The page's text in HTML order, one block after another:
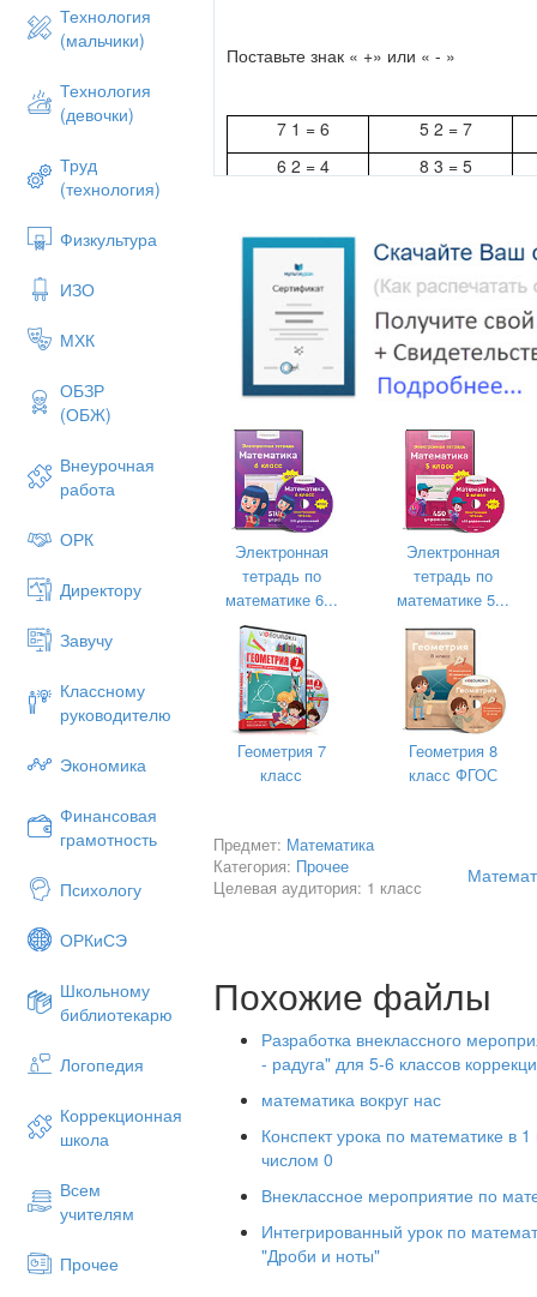
Технология
(мальчики)
Технология
(девочки)
Труд
(технология)
Физкультура
ИЗО
МХК
ОБЗР
(ОБЖ)
Внеурочная
работа
ОРК
Директору
Завучу
Классному
руководителю
Экономика
Финансовая
грамотность
Психологу
ОРКиСЭ
Школьному
библиотекарю
Логопедия
Коррекционная
школа
Всем
учителям
Прочее
Поставьте знак « +» или « - »
7 1 = 6
5 2 = 7
6 2 = 4
8 3 = 5
7 2 = 5
7 1 = 8
5 3 = 2
8 4 = 4
-----------------
Поставьте знак «+» или « - »
9 4 = 5
2 7 = 9
6 2 = 8
4 0 = 4
4 3 = 7
9 6 = 3
8 5 = 3
8 6 = 2
--------------------------
7 1 = 6
5 2 = 7
6 2 = 4
8 3 = 5
3 2 = 1
9 3 = 6
5 3 = 2
Электронная
тетрадь по
математике 6...
Электронная
тетрадь по
математике 5...
Геометрия 7
класс
Геометрия 8
класс ФГОС
Предмет: Математика
Категория: Прочее
Целевая аудитория: 1 класс
Похожие файлы
Разработка внеклассного
- радуга" для 5-6 классов
математика вокруг нас
Конспект урока по математике в
числом 0
Внеклассное мероприятие по
Интегрированный урок по
"Дроби и ноты"